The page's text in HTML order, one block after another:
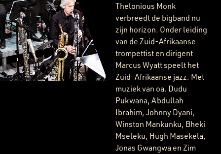
Thelonious Monk
verbreedt de bigband nu
zijn horizon. Onder leiding
van de Zuid-Afrikaanse
trompettist en dirigent
Marcus Wyatt speelt het
Zuid-Afrikaanse jazz. Met
muziek van oa. Dudu
Pukwana, Abdullah
Ibrahim, Johnny Dyani,
Winston Mankunku, Bheki
Mseleku, Hugh Masekela,
Jonas Gwangwa en Zim